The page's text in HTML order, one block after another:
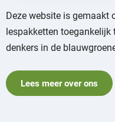
Deze website is gemaakt
lespakketten toegankelijk
denkers in de
Lees meer over ons